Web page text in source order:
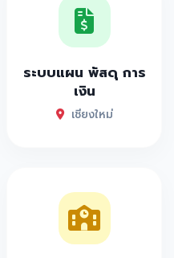
ระบบแผน พัสดุ การ
เงิน
เชียงใหม่